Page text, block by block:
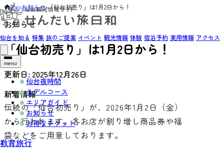
仙台を知る 特集 旅のご提案 イベント 観光情報 体験 宿泊予約 実用情報 アクセス
menu
仙台夜時間
モデルコース
エリアガイド
お知らせ
お得なチケット
教育旅行
Top›お知らせ›「仙台初売り」は1月2日から！
お知らせ
「仙台初売り」は1月2日から！
更新日: 2025年12月26日
新着情報
伝統の「仙台初売り」が、2026年1月2日（金）
から行われます。各お店が割り増し商品券や福
袋などをご用意しております。